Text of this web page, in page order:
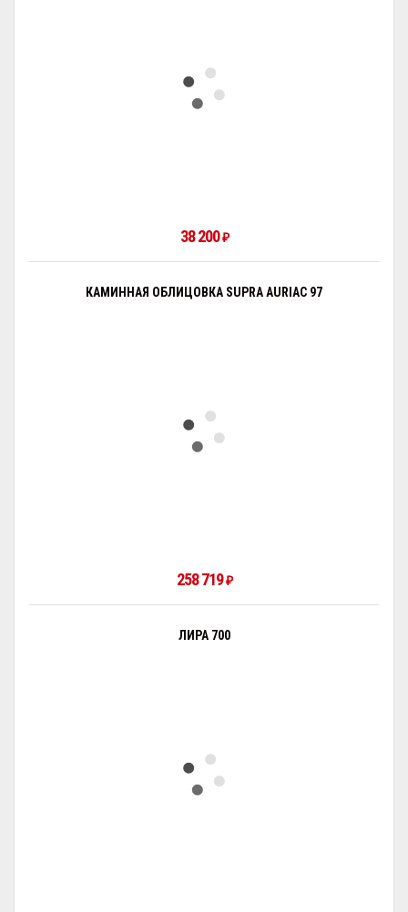
38 200₽
КАМИННАЯ ОБЛИЦОВКА SUPRA AURIAC 97
258 719₽
ЛИРА 700